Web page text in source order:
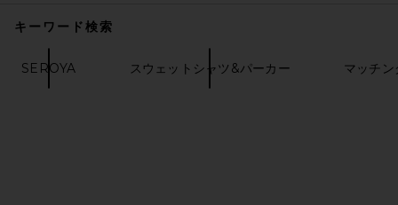
キーワード検索
SEROYA スウェットシャツ&パーカー マッチ